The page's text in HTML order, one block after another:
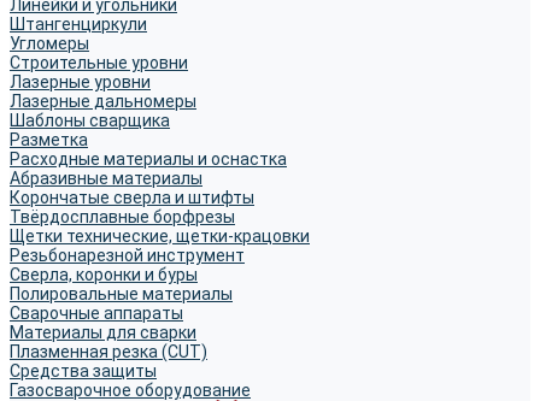
Линейки и угольники
Штангенциркули
Угломеры
Строительные уровни
Лазерные уровни
Лазерные дальномеры
Шаблоны сварщика
Разметка
Расходные материалы и оснастка
Абразивные материалы
Корончатые сверла и штифты
Твёрдосплавные борфрезы
Щетки технические, щетки-крацовки
Резьбонарезной инструмент
Сверла, коронки и буры
Полировальные материалы
Сварочные аппараты
Материалы для сварки
Плазменная резка (CUT)
Средства защиты
Газосварочное оборудование